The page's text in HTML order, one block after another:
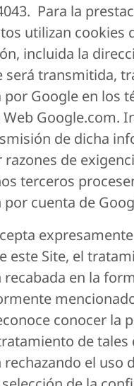
Para la
utilizan cookies
incluida la
será transmitida,
por Google en los
Google.com.
de dicha
de
terceros
cuenta de
este Site, el
en la
conocer la
de tales
el uso